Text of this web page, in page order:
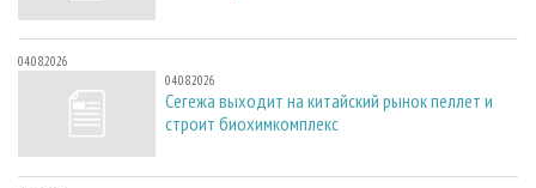
04.08.2026
04.08.2026
Сегежа выходит на китайский рынок пеллет и
строит биохимкомплекс